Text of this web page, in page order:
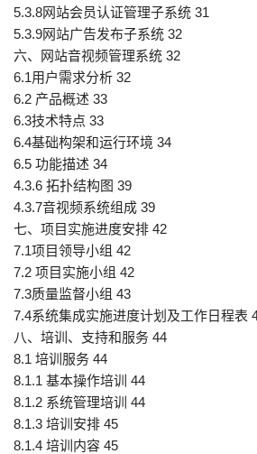
5.3.8网站会员认证管理子系统 31
5.3.9网站广告发布子系统 32
六、网站音视频管理系统 32
6.1用户需求分析 32
6.2 产品概述 33
6.3技术特点 33
6.4基础构架和运行环境 34
6.5 功能描述 34
4.3.6 拓扑结构图 39
4.3.7音视频系统组成 39
七、项目实施进度安排 42
7.1项目领导小组 42
7.2 项目实施小组 42
7.3质量监督小组 43
7.4系统集成实施进度计划及工作日程表
八、培训、支持和服务 44
8.1 培训服务 44
8.1.1 基本操作培训 44
8.1.2 系统管理培训 44
8.1.3 培训安排 45
8.1.4 培训内容 45